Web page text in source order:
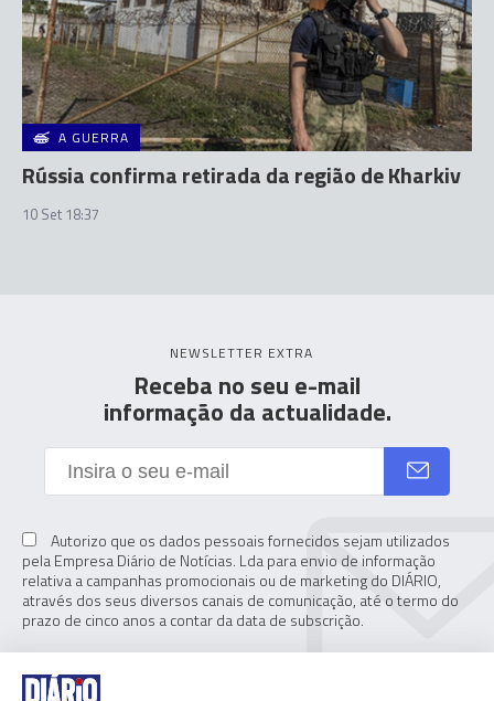
A GUERRA
Rússia confirma retirada da região de Kharkiv
10 Set 18:37
NEWSLETTER EXTRA
Receba no seu e-mail
informação da actualidade.
Autorizo que os dados pessoais fornecidos sejam utilizados
pela Empresa Diário de Notícias. Lda para envio de informação
relativa a campanhas promocionais ou de marketing do DIÁRIO,
através dos seus diversos canais de comunicação, até o termo do
prazo de cinco anos a contar da data de subscrição.